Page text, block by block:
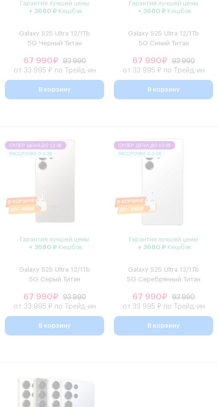
Гарантия лучшей цены
+ 3680 ₽ Кешбэк
Galaxy S25 Ultra 12/1Tb
5G Черный Титан
67 990₽
93 990
от 33 995 ₽ по Трейд-ин
В корзину
Гарантия лучшей цены
+ 3680 ₽ Кешбэк
Galaxy S25 Ultra 12/1Tb
5G Cиний Титан
67 990₽
93 990
от 33 995 ₽ по Трейд-ин
В корзину
СУПЕР ЦЕНА ДО 12.08
РАССРОЧКА 0·0·36
Гарантия лучшей цены
+ 3680 ₽ Кешбэк
Galaxy S25 Ultra 12/1Tb
5G Серый Титан
67 990₽
93 990
от 33 995 ₽ по Трейд-ин
В корзину
СУПЕР ЦЕНА ДО 12.08
РАССРОЧКА 0·0·36
Гарантия лучшей цены
+ 3680 ₽ Кешбэк
Galaxy S25 Ultra 12/1Tb
5G Cеребрянный Титан
67 990₽
93 990
от 33 995 ₽ по Трейд-ин
В корзину